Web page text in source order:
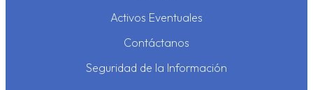
Activos Eventuales
Contáctanos
Seguridad de la Información